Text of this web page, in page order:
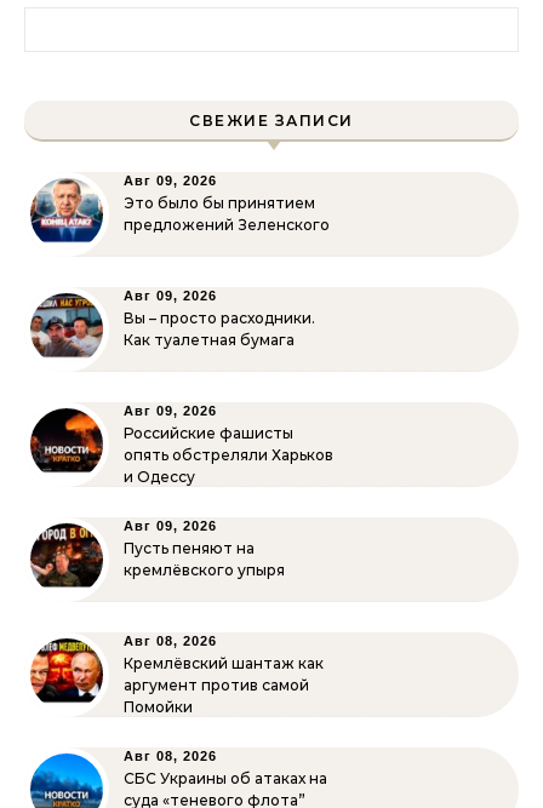
СВЕЖИЕ ЗАПИСИ
Авг 09, 2026
Это было бы принятием
предложений Зеленского
Авг 09, 2026
Вы – просто расходники.
Как туалетная бумага
Авг 09, 2026
Российские фашисты
опять обстреляли Харьков
и Одессу
Авг 09, 2026
Пусть пеняют на
кремлёвского упыря
Авг 08, 2026
Кремлёвский шантаж как
аргумент против самой
Помойки
Авг 08, 2026
СБС Украины об атаках на
суда «теневого флота”